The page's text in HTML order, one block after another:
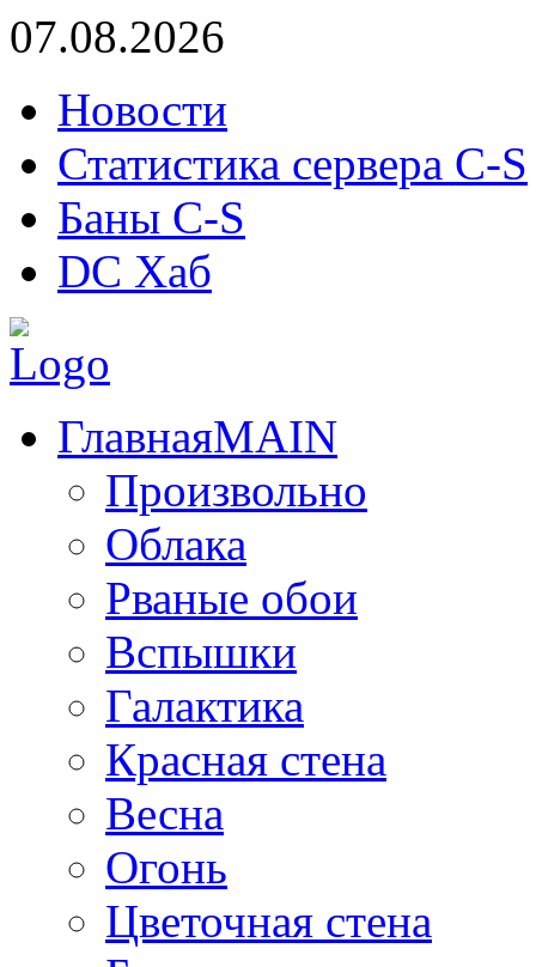
07.08.2026
Новости
Статистика сервера C-S
Баны C-S
DC Хаб
ГлавнаяMAIN
Произвольно
Облака
Рваные обои
Вспышки
Галактика
Красная стена
Весна
Огонь
Цветочная стена